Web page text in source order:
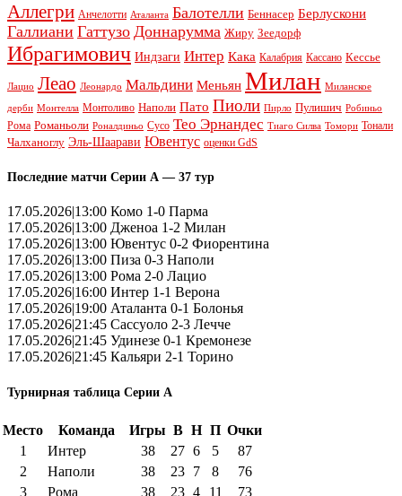
Аллегри Анчелотти Аталанта Балотелли Беннасер Берлускони
Галлиани Гаттузо Доннарумма Жиру Зеедорф
Ибрагимович Индзаги Интер Кака Калабрия Кассано Кессье
Лацио Леао Леонардо Мальдини Меньян Милан Миланское
дерби Монтелла Монтоливо Наполи Пато Пиоли Пирло Пулишич Робиньо
Рома Романьоли Роналдиньо Сусо Тео Эрнандес Тиаго Силва Томори Тонали
Чалханоглу Эль-Шаарави Ювентус оценки GdS
Последние матчи Серии А — 37 тур
17.05.2026|13:00 Комо 1-0 Парма
17.05.2026|13:00 Дженоа 1-2 Милан
17.05.2026|13:00 Ювентус 0-2 Фиорентина
17.05.2026|13:00 Пиза 0-3 Наполи
17.05.2026|13:00 Рома 2-0 Лацио
17.05.2026|16:00 Интер 1-1 Верона
17.05.2026|19:00 Аталанта 0-1 Болонья
17.05.2026|21:45 Сассуоло 2-3 Лечче
17.05.2026|21:45 Удинезе 0-1 Кремонезе
17.05.2026|21:45 Кальяри 2-1 Торино
Турнирная таблица Серии А
Место Команда Игры В Н П Очки
1
Интер 38 27 6 5
87
2
Наполи 38 23 7 8
76
3
Рома 38 23 4 11
73